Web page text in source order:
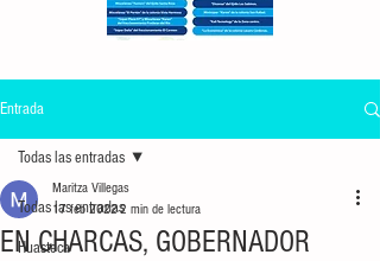
Entrada
Todas las entradas
Huasteca
Todas las entradas
EN CHARCAS, GOBERNADOR
Maritza Villegas
17 feb 20222 min de lectura